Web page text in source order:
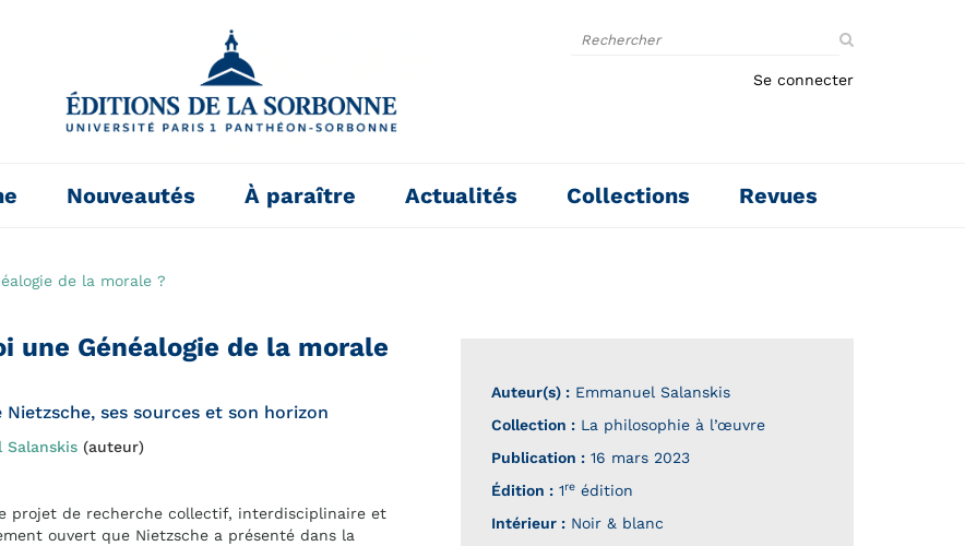
le
Se connecter
Nouveautés À paraître Actualités Collections Revues
de la morale ?
une Généalogie de la morale
Nietzsche, ses sources et son horizon
Salanskis (auteur)
projet de recherche collectif, interdisciplinaire et
ouvert que Nietzsche a présenté dans la
Auteur(s) : Emmanuel Salanskis
Collection : La philosophie à l’œuvre
Publication : 16 mars 2023
Édition : 1re édition
Intérieur : Noir & blanc